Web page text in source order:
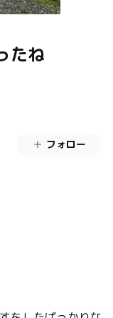
たね
フォロー